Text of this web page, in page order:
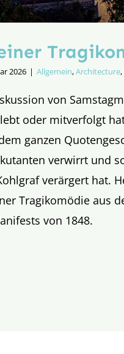
2026 | Allgemein,Architecture,
von
oder mitverfolgt
ganzen
verwirrt und
verärgert hat.
Tragikomödie aus
von 1848.